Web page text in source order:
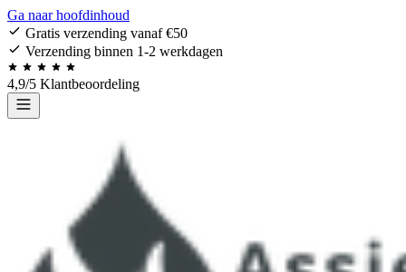
Ga naar hoofdinhoud
Gratis verzending vanaf €50
Verzending binnen 1-2 werkdagen
4,9/5 Klantbeoordeling